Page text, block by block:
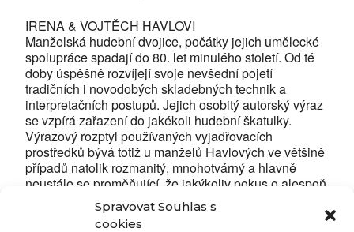
Spravovat Souhlas s
cookies
IRENA & VOJTĚCH HAVLOVI
Manželská hudební dvojice, počátky jejich umělecké
spolupráce spadají do 80. let minulého století. Od té
doby úspěšně rozvíjejí svoje nevšední pojetí
tradičních i novodobých skladebných technik a
interpretačních postupů. Jejich osobitý autorský výraz
se vzpírá zařazení do jakékoli hudební škatulky.
Výrazový rozptyl používaných vyjadřovacích
prostředků bývá totiž u manželů Havlových ve většině
případů natolik rozmanitý, mnohotvárný a hlavně
neustále se proměňující, že jakýkoliv pokus o alespoň
rámcové slovní zachycení podstaty jejich
muzikantského dialogu za konkrétní skutečností nutně